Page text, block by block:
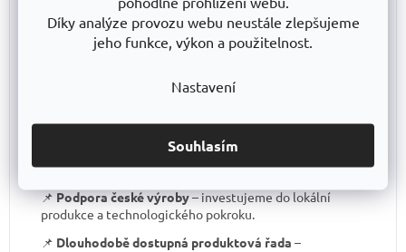
Díky analýze provozu webu neustále zlepšujeme
jeho funkce, výkon a použitelnost.
Nastavení
Souhlasím
📌Skvělá stabilita
– pevná ocelová konstrukce
testovaná na extrémní zatížení.
přizpůsobení výšky polic.
Bezkonkurenční poměr kvalita/cena
zpracování za férovou cenu.
📌Podpora české výroby– investujeme do lokální
produkce a technologického pokroku.
📌 Dlouhodobě dostupná produktová řada –